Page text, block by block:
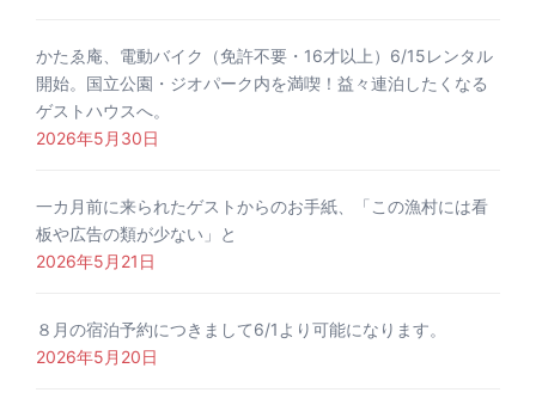
かたゑ庵、電動バイク（免許不要・16才以上）6/15レンタル
開始。国立公園・ジオパーク内を満喫！益々連泊したくなる
ゲストハウスへ。
2026年5月30日
一カ月前に来られたゲストからのお手紙、「この漁村には看
板や広告の類が少ない」と
2026年5月21日
８月の宿泊予約につきまして6/1より可能になります。
2026年5月20日